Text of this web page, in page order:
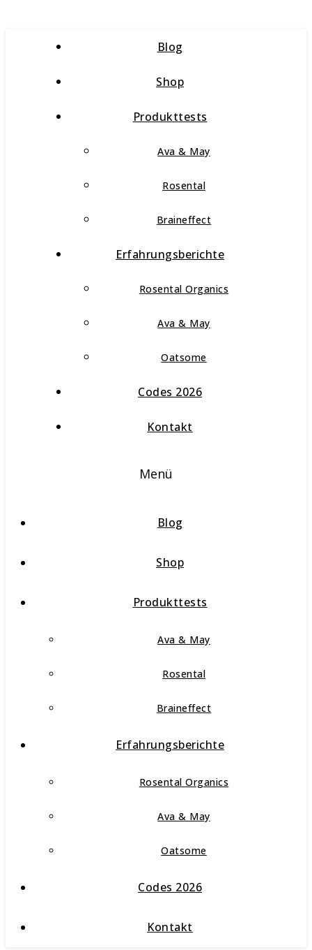
Blog
Shop
Produkttests
Ava & May
Rosental
Braineffect
Erfahrungsberichte
Rosental Organics
Ava & May
Oatsome
Codes 2026
Kontakt
Menü
Blog
Shop
Produkttests
Ava & May
Rosental
Braineffect
Erfahrungsberichte
Rosental Organics
Ava & May
Oatsome
Codes 2026
Kontakt